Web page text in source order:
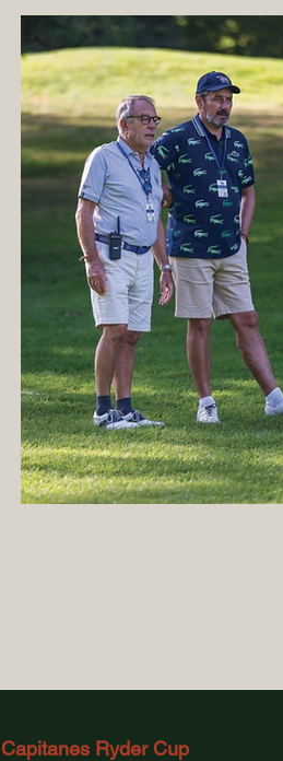
Capitanes Ryder Cup